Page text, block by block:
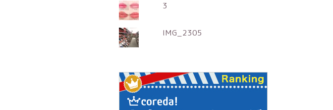
3
IMG_2305